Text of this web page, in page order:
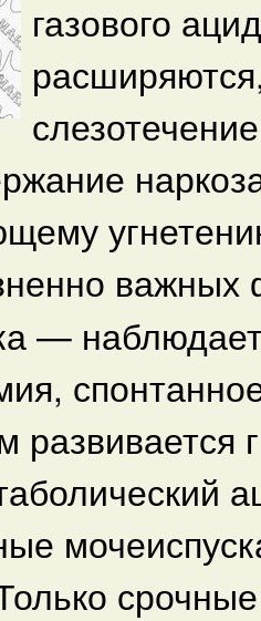
газового
важных
—
развивается